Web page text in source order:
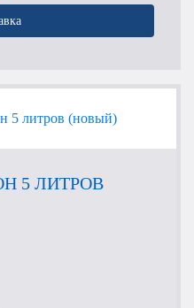
5 ЛИТРОВ